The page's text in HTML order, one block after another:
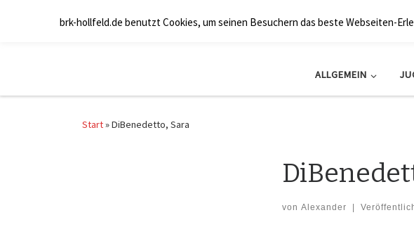
Zum Inhalt springen
ALLGEMEIN
Start»DiBenedetto, Sara
von Alexander
brk-hollfeld.de benutzt Cookies, um seinen Besuchern das beste Webseiten-